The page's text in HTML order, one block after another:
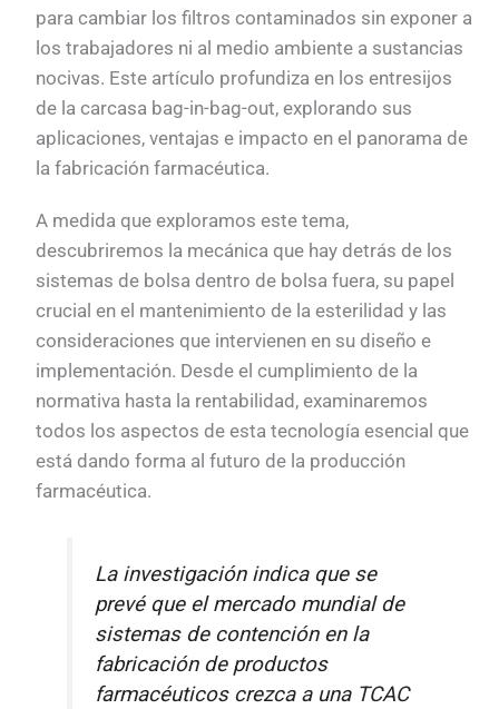
para cambiar los filtros contaminados sin exponer a
los trabajadores ni al medio ambiente a sustancias
nocivas. Este artículo profundiza en los entresijos
de la carcasa bag-in-bag-out, explorando sus
aplicaciones, ventajas e impacto en el panorama de
la fabricación farmacéutica.
A medida que exploramos este tema,
descubriremos la mecánica que hay detrás de los
sistemas de bolsa dentro de bolsa fuera, su papel
crucial en el mantenimiento de la esterilidad y las
consideraciones que intervienen en su diseño e
implementación. Desde el cumplimiento de la
normativa hasta la rentabilidad, examinaremos
todos los aspectos de esta tecnología esencial que
está dando forma al futuro de la producción
farmacéutica.
La investigación indica que se
prevé que el mercado mundial de
sistemas de contención en la
fabricación de productos
farmacéuticos crezca a una TCAC